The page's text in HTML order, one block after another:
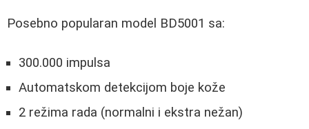
Posebno popularan model BD5001 sa:
300.000 impulsa
Automatskom detekcijom boje kože
2 režima rada (normalni i ekstra nežan)